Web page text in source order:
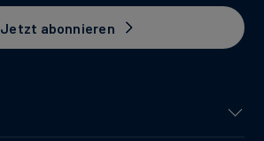
Jetzt abonnieren